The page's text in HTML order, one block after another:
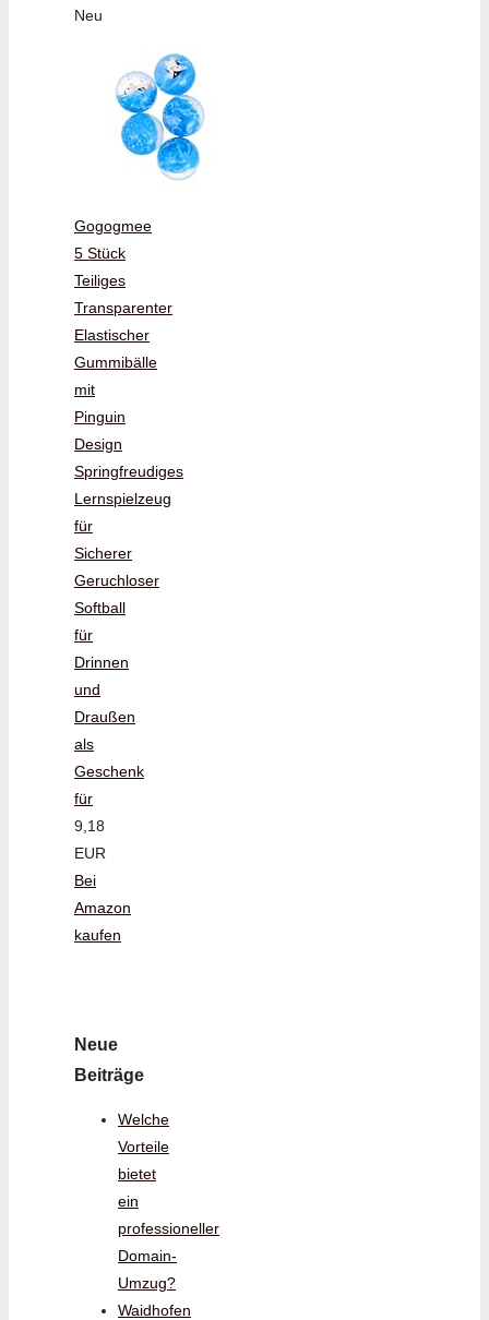
Neu
Gogogmee
5 Stück
Teiliges
Transparenter
Elastischer
Gummibälle
mit
Pinguin
Design
Springfreudiges
Lernspielzeug
für
Sicherer
Geruchloser
Softball
für
Drinnen
und
Draußen
als
Geschenk
für
9,18
EUR
Bei
Amazon
kaufen
Neue
Beiträge
Welche
Vorteile
bietet
ein
professioneller
Domain-
Umzug?
Waidhofen